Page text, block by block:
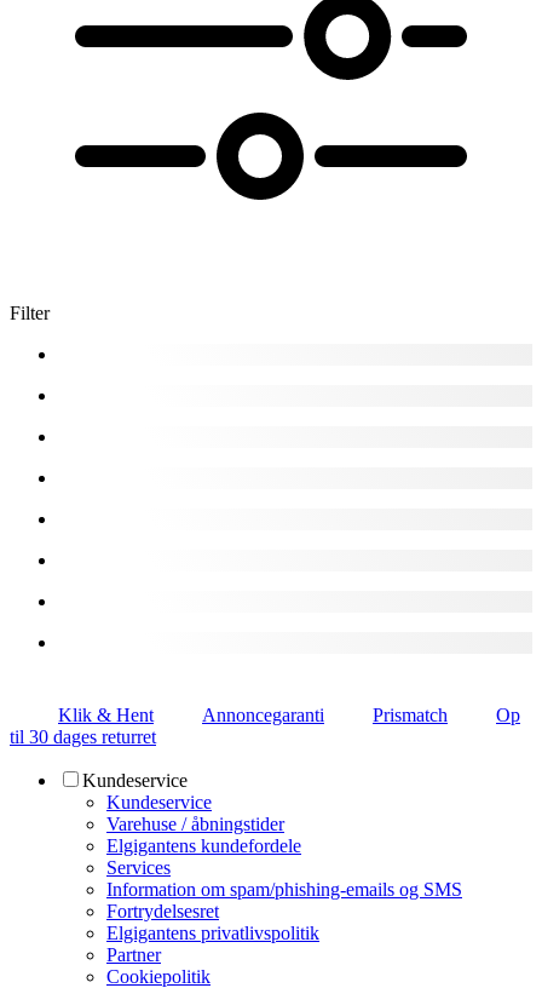
Filter
Klik & Hent Annoncegaranti Prismatch
Op
til 30 dages returret
Kundeservice
Kundeservice
Varehuse / åbningstider
Elgigantens kundefordele
Services
Information om spam/phishing-emails og SMS
Fortrydelsesret
Elgigantens privatlivspolitik
Partner
Cookiepolitik